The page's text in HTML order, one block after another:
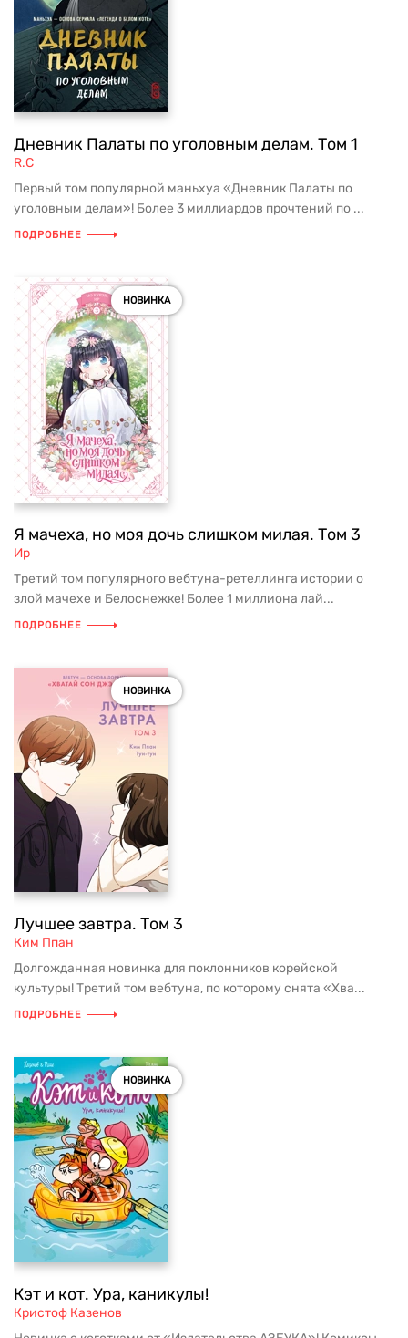
Дневник Палаты по уголовным делам. Том 1
R.C
Первый том популярной маньхуа «Дневник Палаты по
уголовным делам»! Более 3 миллиардов прочтений по ...
ПОДРОБНЕЕ
НОВИНКА
Я мачеха, но моя дочь слишком милая. Том 3
Ир
Третий том популярного вебтуна-ретеллинга истории о
злой мачехе и Белоснежке! Более 1 миллиона лай...
ПОДРОБНЕЕ
НОВИНКА
Лучшее завтра. Том 3
Ким Ппан
Долгожданная новинка для поклонников корейской
культуры! Третий том вебтуна, по которому снята «Хва...
ПОДРОБНЕЕ
НОВИНКА
Кэт и кот. Ура, каникулы!
Кристоф Казенов